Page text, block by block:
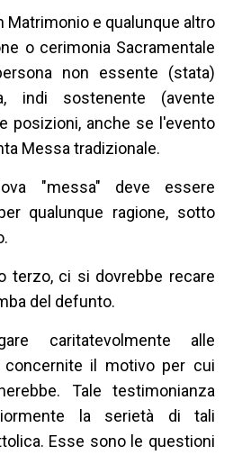
Matrimonio e qualunque altro
o cerimonia Sacramentale
non essente (stata)
indi sostenente (avente
posizioni, anche se l'evento
Messa tradizionale.
"messa" deve essere
qualunque ragione, sotto
terzo, ci si dovrebbe recare
del defunto.
caritatevolmente alle
il motivo per cui
Tale testimonianza
la serietà di tali
Esse sono le questioni